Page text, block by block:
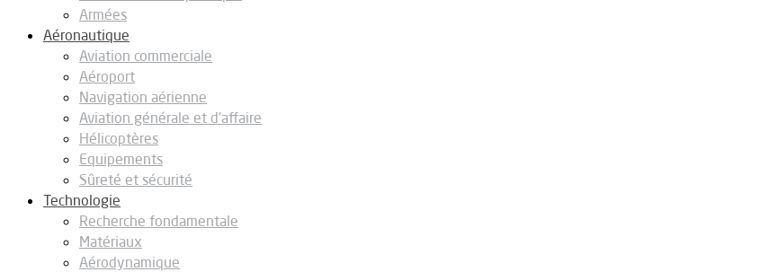
Armées
Aéronautique
Aviation commerciale
Aéroport
Navigation aérienne
Aviation générale et d’affaire
Hélicoptères
Equipements
Sûreté et sécurité
Technologie
Recherche fondamentale
Matériaux
Aérodynamique